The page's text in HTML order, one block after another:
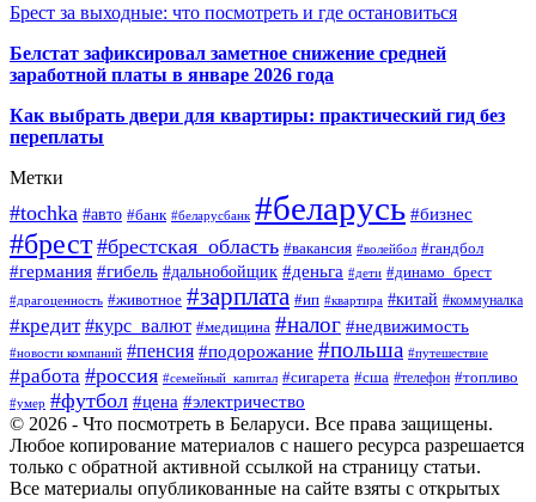
Брест за выходные: что посмотреть и где остановиться
Белстат зафиксировал заметное снижение средней
заработной платы в январе 2026 года
Как выбрать двери для квартиры: практический гид без
переплаты
Метки
#tochka #авто #банк #беларусбанк #беларусь #бизнес
#брест #брестская_область #вакансия #волейбол #гандбол
#германия #гибель #дальнобойщик #деньга #дети #динамо_брест
#драгоценность #животное #зарплата #ип #квартира #китай #коммуналка
#кредит #курс_валют #медицина #налог #недвижимость
#новости компаний #пенсия #подорожание #польша #путешествие
#работа #россия #семейный_капитал #сигарета #сша #телефон #топливо
#умер #футбол #цена #электричество
© 2026 - Что посмотреть в Беларуси. Все права защищены.
Любое копирование материалов с нашего ресурса разрешается
только с обратной активной ссылкой на страницу статьи.
Все материалы опубликованные на сайте взяты с открытых